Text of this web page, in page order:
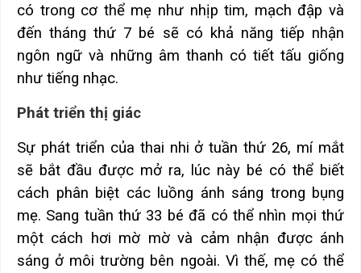
có trong cơ thể mẹ như nhịp tim, mạch đập và
đến tháng thứ 7 bé sẽ có khả năng tiếp nhận
ngôn ngữ và những âm thanh có tiết tấu giống
như tiếng nhạc.
Phát triển thị giác
Sự phát triển của thai nhi ở tuần thứ 26, mí mắt
sẽ bắt đầu được mở ra, lúc này bé có thể biết
cách phân biệt các luồng ánh sáng trong bụng
mẹ. Sang tuần thứ 33 bé đã có thể nhìn mọi thứ
một cách hơi mờ mờ và cảm nhận được ánh
sáng ở môi trường bên ngoài. Vì thế, mẹ có thể